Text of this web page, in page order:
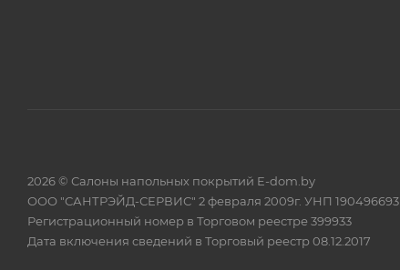
2026 © Салоны напольных покрытий E-dom.by
ООО "САНТРЭЙД-СЕРВИС" 2 февраля 2009г. УНП 190496693
Регистрационный номер в Торговом реестре 399933
Дата включения сведений в Торговый реестр 08.12.2017